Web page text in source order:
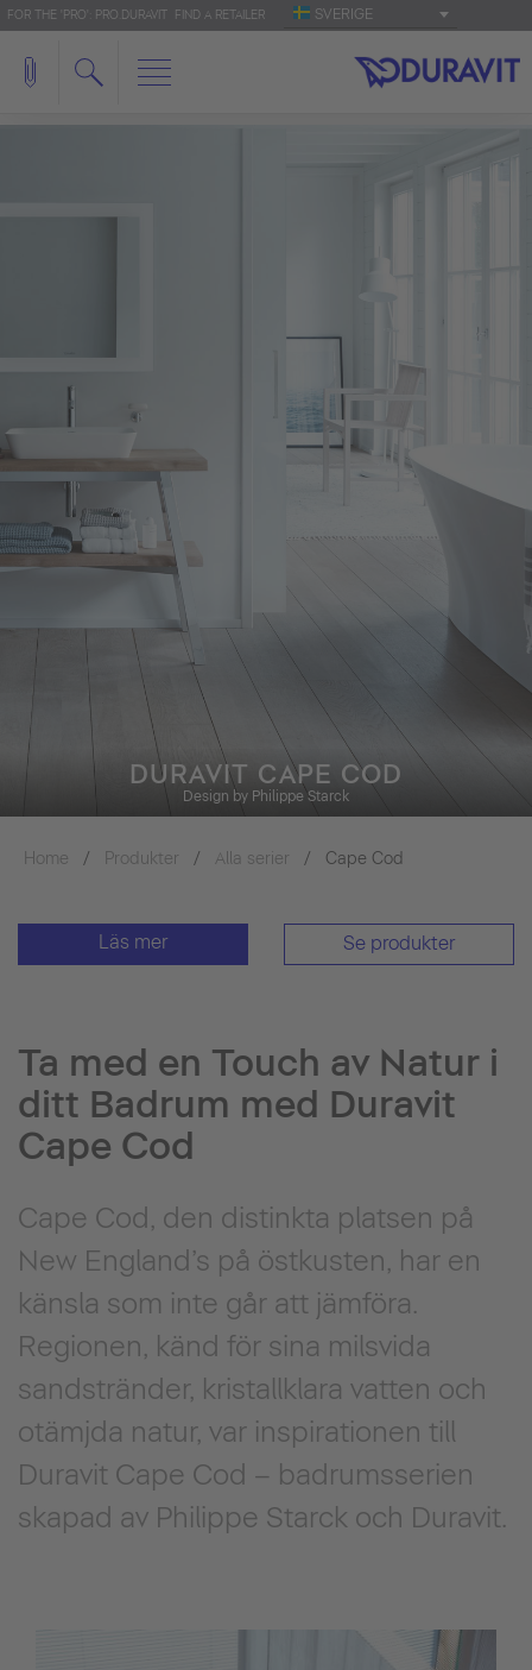
FOR THE 'PRO': PRO.DURAVIT FIND A RETAILER SVERIGE
DURAVIT CAPE COD
Design by Philippe Starck
Home Produkter Alla serier Cape Cod
Läs mer Se produkter
Ta med en Touch av Natur i
ditt Badrum med Duravit
Cape Cod
Cape Cod, den distinkta platsen på
New England’s på östkusten, har en
känsla som inte går att jämföra.
Regionen, känd för sina milsvida
sandstränder, kristallklara vatten och
otämjda natur, var inspirationen till
Duravit Cape Cod – badrumsserien
skapad av Philippe Starck och Duravit.